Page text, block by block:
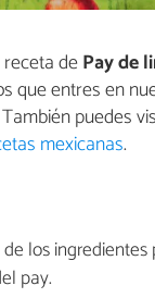
dePay de
que entres en
puedes
mexicanas.
los ingredientes
pay.